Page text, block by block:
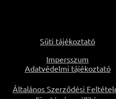
Süti tájékoztató
Impersszum
Adatvédelmi tájékoztató
Általános Szerződési